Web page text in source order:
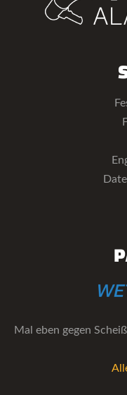
Mal eben gegen